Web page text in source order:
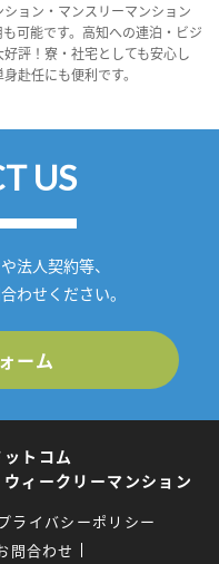
ョン・マンスリーマンション
可能です。高知への連泊・ビジ
評！寮・社宅としても安心し
赴任にも便利です。
US
法人契約等、
わせください。
ーム
トコム
ィークリーマンション
ライバシーポリシー
問合わせ